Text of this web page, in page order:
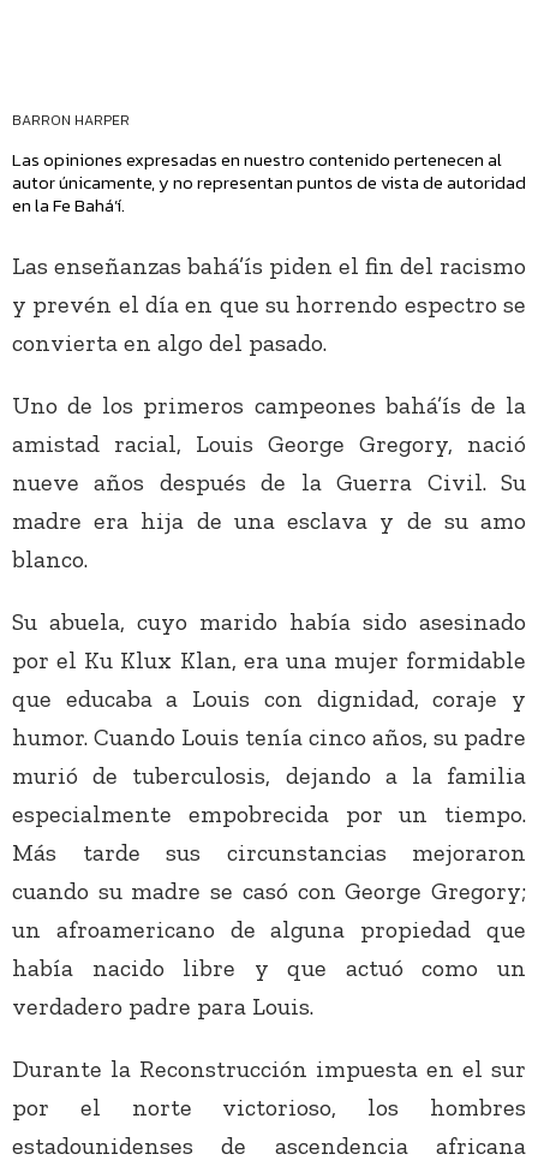
BARRON HARPER
Las opiniones expresadas en nuestro contenido pertenecen al
autor únicamente, y no representan puntos de vista de autoridad
en la Fe Bahá’í.
Las enseñanzas bahá’ís piden el fin del racismo
y prevén el día en que su horrendo espectro se
convierta en algo del pasado.
Uno de los primeros campeones bahá’ís de la
amistad racial, Louis George Gregory, nació
nueve años después de la Guerra Civil. Su
madre era hija de una esclava y de su amo
blanco.
Su abuela, cuyo marido había sido asesinado
por el Ku Klux Klan, era una mujer formidable
que educaba a Louis con dignidad, coraje y
humor. Cuando Louis tenía cinco años, su padre
murió de tuberculosis, dejando a la familia
especialmente empobrecida por un tiempo.
Más tarde sus circunstancias mejoraron
cuando su madre se casó con George Gregory;
un afroamericano de alguna propiedad que
había nacido libre y que actuó como un
verdadero padre para Louis.
Durante la Reconstrucción impuesta en el sur
por el norte victorioso, los hombres
estadounidenses de ascendencia africana